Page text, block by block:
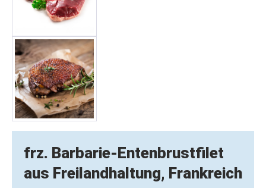
frz. Barbarie-Entenbrustfilet
aus Freilandhaltung, Frankreich